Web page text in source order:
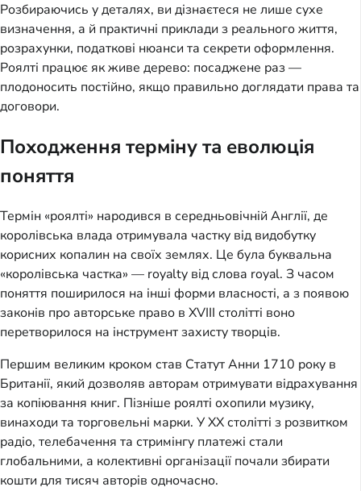
Розбираючись у деталях, ви дізнаєтеся не лише сухе
визначення, а й практичні приклади з реального життя,
розрахунки, податкові нюанси та секрети оформлення.
Роялті працює як живе дерево: посаджене раз —
плодоносить постійно, якщо правильно доглядати права та
договори.
Походження терміну та еволюція
поняття
Термін «роялті» народився в середньовічній Англії, де
королівська влада отримувала частку від видобутку
корисних копалин на своїх землях. Це була буквальна
«королівська частка» — royalty від слова royal. З часом
поняття поширилося на інші форми власності, а з появою
законів про авторське право в XVIII столітті воно
перетворилося на інструмент захисту творців.
Першим великим кроком став Статут Анни 1710 року в
Британії, який дозволяв авторам отримувати відрахування
за копіювання книг. Пізніше роялті охопили музику,
винаходи та торговельні марки. У XX столітті з розвитком
радіо, телебачення та стримінгу платежі стали
глобальними, а колективні організації почали збирати
кошти для тисяч авторів одночасно.